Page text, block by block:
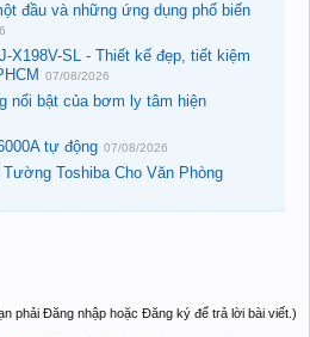
đầu và những ứng dụng phổ biến
X198V-SL - Thiết kế đẹp, tiết kiệm
07/08/2026
nổi bật của bơm ly tâm hiện
tự động 07/08/2026
Toshiba Cho Văn Phòng
phải Đăng nhập hoặc Đăng ký để trả lời bài viết.)